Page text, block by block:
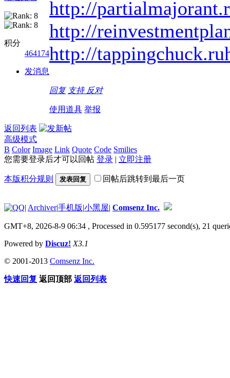
积分
464174
发消息
http://
http://
http://tappingchuck.ru
回复 支持 反对
使用道具 举报
返回列表
高级模式
B Color Image Link Quote Code Smilies
您需要登录后才可以回帖 登录 | 立即注册
本版积分规则 发表回复 回帖后跳转到最后一页
| Archiver|手机版|小黑屋| Comsenz Inc.
GMT+8, 2026-8-9 06:34 , Processed in 0.595177 second(s), 21
Powered by Discuz! X3.1
© 2001-2013 Comsenz Inc.
快速回复 返回顶部 返回列表